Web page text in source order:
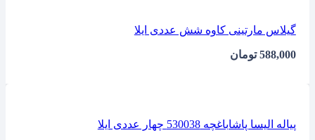
گیلاس مارتینی کاوه شش عددی ایلا
588,000 تومان
پیاله الیسا پاشاباغچه 530038 چهار عددی ایلا